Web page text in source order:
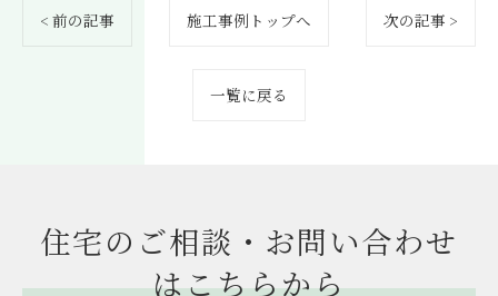
< 前の記事 施工事例トップへ 次の記事 >
一覧に戻る
住宅のご相談・お問い合わせ
はこちらから